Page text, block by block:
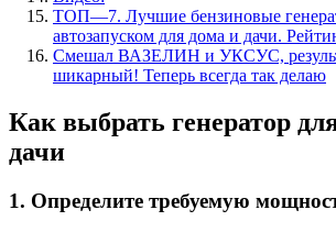
ТОП—7. Лучшие бензиновые
автозапуском для дома и дачи.
Смешал ВАЗЕЛИН и УКСУС,
шикарный! Теперь всегда так делаю
Как выбрать генератор
дачи
1. Определите требуемую